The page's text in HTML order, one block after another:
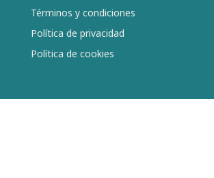
Términos y condiciones
Política de privacidad
Política de cookies